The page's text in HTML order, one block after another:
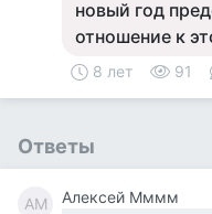
новый год
отношение к
8 лет 91
Ответы
АМ Алексей Мммм